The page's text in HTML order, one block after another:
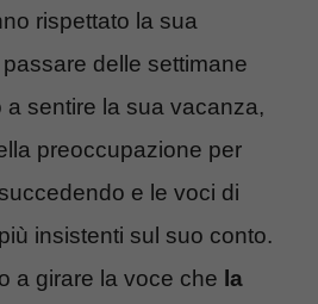
rispettato la sua
delle settimane
sentire la sua vacanza,
preoccupazione per
e le voci di
insistenti sul suo conto.
a girare la voce che la